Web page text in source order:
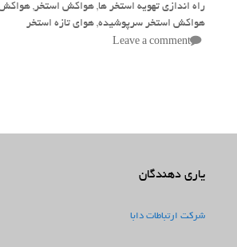
راه اندازی تهویه استخر ها, هواکش استخر, هواکش
هواکش استخر سرپوشیده, هوای تازه استخر
Leave a comment
یاری دهندگان
شرکت ارتباطات دابا